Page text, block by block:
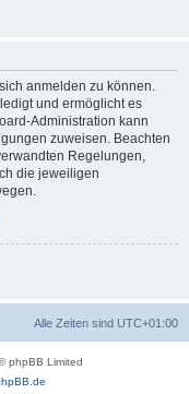
anmelden zu können.
und ermöglicht es
Administration kann
zuweisen. Beachten
Regelungen,
die jeweiligen
Alle Zeiten sind UTC+01:00
phpBB Limited